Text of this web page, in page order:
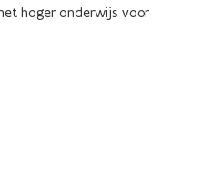
hoger onderwijs voor